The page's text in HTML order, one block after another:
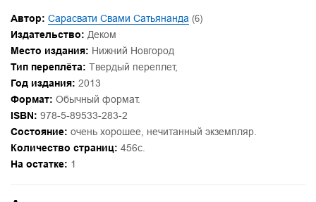
Автор: Сарасвати Свами Сатьянанда (6)
Издательство: Деком
Место издания: Нижний Новгород
Тип переплёта: Твердый переплет,
Год издания: 2013
Формат: Обычный формат.
ISBN: 978-5-89533-283-2
Состояние: очень хорошее, нечитанный экземпляр.
Количество страниц: 456с.
На остатке: 1